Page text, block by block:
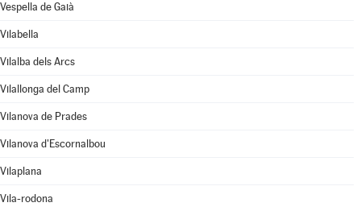
Vespella de Gaià
Vilabella
Vilalba dels Arcs
Vilallonga del Camp
Vilanova de Prades
Vilanova d'Escornalbou
Vilaplana
Vila-rodona